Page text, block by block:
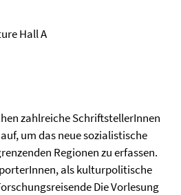
Hall A
zahlreiche SchriftstellerInnen
um das neue sozialistische
Regionen zu erfassen.
als kulturpolitische
Die Vorlesung